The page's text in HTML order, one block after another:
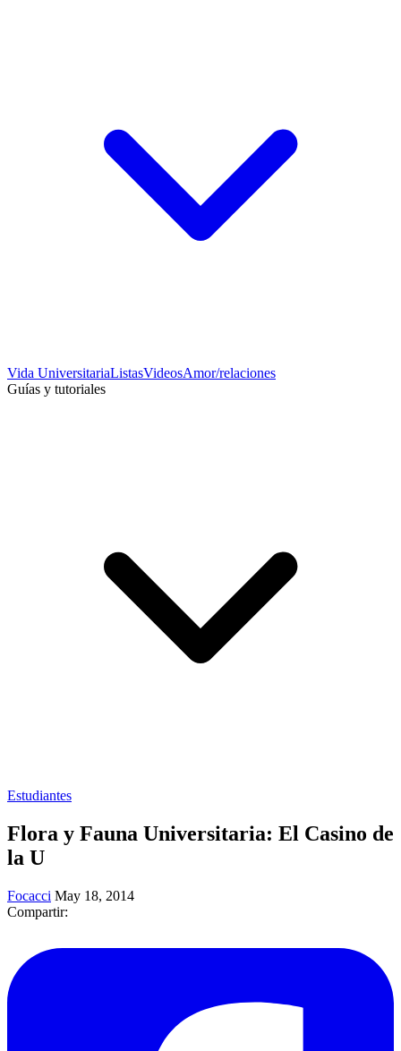
Vida UniversitariaListasVideosAmor/relaciones
Guías y tutoriales
Estudiantes
Flora y Fauna Universitaria: El Casino de
la U
Focacci May 18, 2014
Compartir: